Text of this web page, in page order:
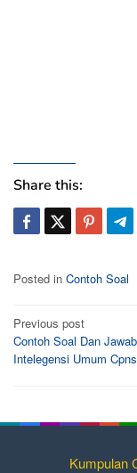
Share this:
Posted in Contoh Soal
Post
navigation
Previous post
Contoh Soal Dan
Intelegensi Umum Cpns
Kumpulan